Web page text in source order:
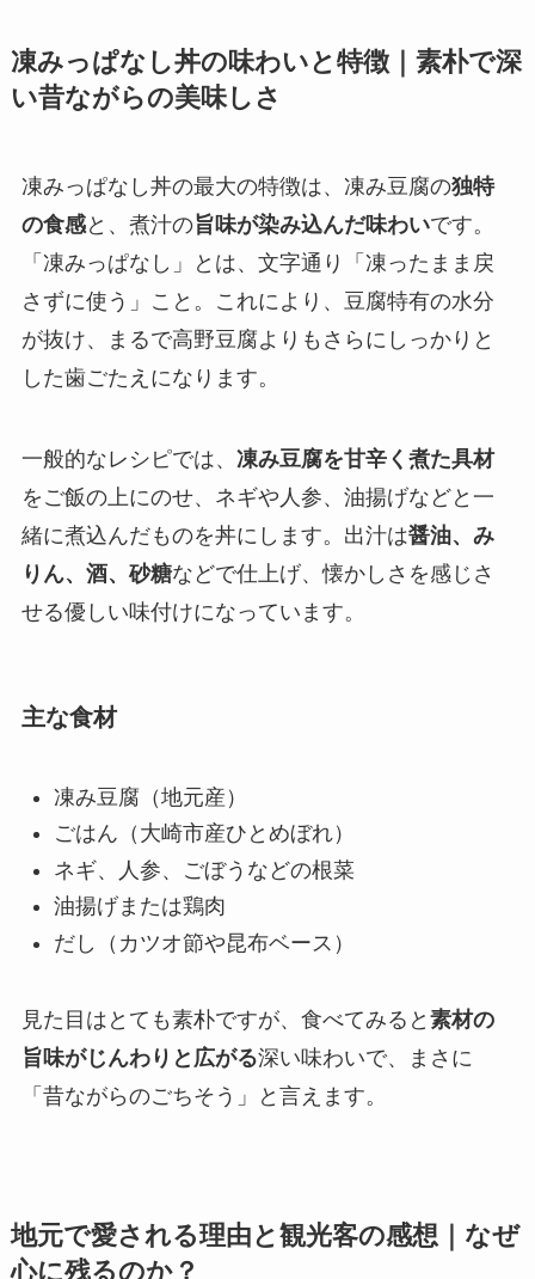
凍みっぱなし丼の味わいと特徴｜素朴で深
い昔ながらの美味しさ
凍みっぱなし丼の最大の特徴は、凍み豆腐の独特
の食感と、煮汁の旨味が染み込んだ味わいです。
「凍みっぱなし」とは、文字通り「凍ったまま戻
さずに使う」こと。これにより、豆腐特有の水分
が抜け、まるで高野豆腐よりもさらにしっかりと
した歯ごたえになります。
一般的なレシピでは、 凍み豆腐を甘辛く煮た具材
をご飯の上にのせ、ネギや人参、油揚げなどと一
緒に煮込んだものを丼にします。出汁は醤油、み
りん、酒、砂糖などで仕上げ、懐かしさを感じさ
せる優しい味付けになっています。
主な食材
凍み豆腐（地元産）
ごはん（大崎市産ひとめぼれ）
ネギ、人参、ごぼうなどの根菜
油揚げまたは鶏肉
だし（カツオ節や昆布ベース）
見た目はとても素朴ですが、食べてみると 素材の
旨味がじんわりと広がる深い味わいで、まさに
「昔ながらのごちそう」と言えます。
地元で愛される理由と観光客の感想｜なぜ
心に残るのか？